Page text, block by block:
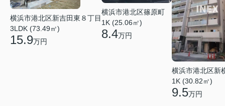
横浜市港北区新吉田東８丁目
3LDK (73.49㎡)
15.9万円
横浜市港北区篠原町
1K (25.06㎡)
8.4万円
横浜市港北区新
1K (30.82㎡)
9.5万円